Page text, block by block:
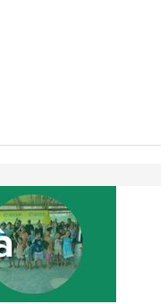
il bilancio della stagione